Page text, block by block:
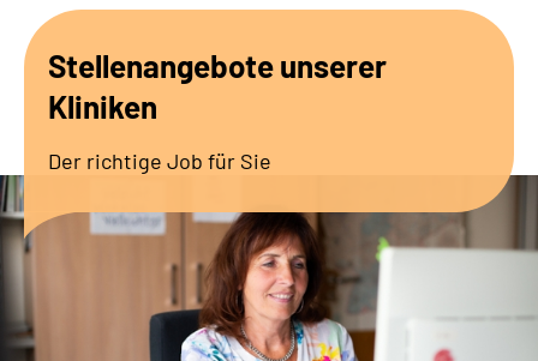
Unsere Kliniken
Sozialdienste & Zuweisende
Erweiterte Suche
Stellenangebote unserer
Kliniken
Der richtige Job für Sie